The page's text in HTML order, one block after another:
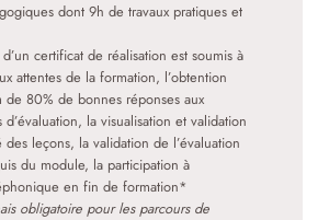
dont 9h de travaux pratiques et
certificat de réalisation est soumis à
attentes de la formation, l’obtention
de 80% de bonnes réponses aux
d’évaluation, la visualisation et validation
des leçons, la validation de l’évaluation
du module, la participation à
en fin de formation*
obligatoire pour les parcours de